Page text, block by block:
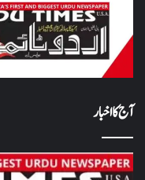
آج کا اخبار